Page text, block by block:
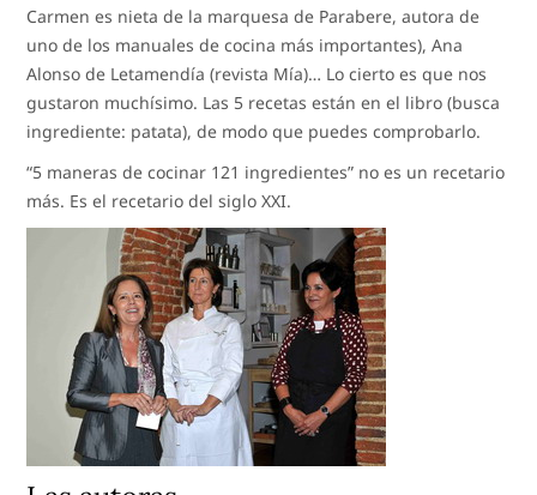
Carmen es nieta de la marquesa de Parabere, autora de
uno de los manuales de cocina más importantes), Ana
Alonso de Letamendía (revista Mía)… Lo cierto es que nos
gustaron muchísimo. Las 5 recetas están en el libro (busca
ingrediente: patata), de modo que puedes comprobarlo.
“5 maneras de cocinar 121 ingredientes” no es un recetario
más. Es el recetario del siglo XXI.